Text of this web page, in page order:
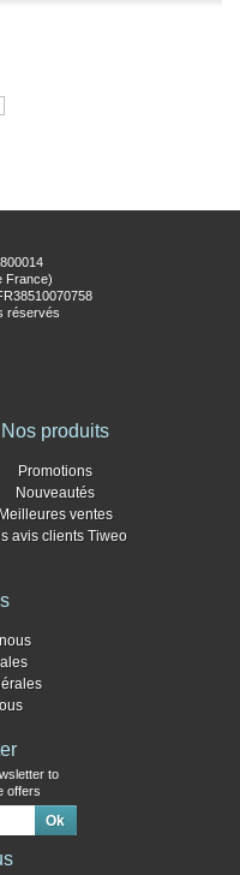
France)
réservés
Nos produits
Promotions
Nouveautés
Meilleures ventes
avis clients Tiweo
to
offers